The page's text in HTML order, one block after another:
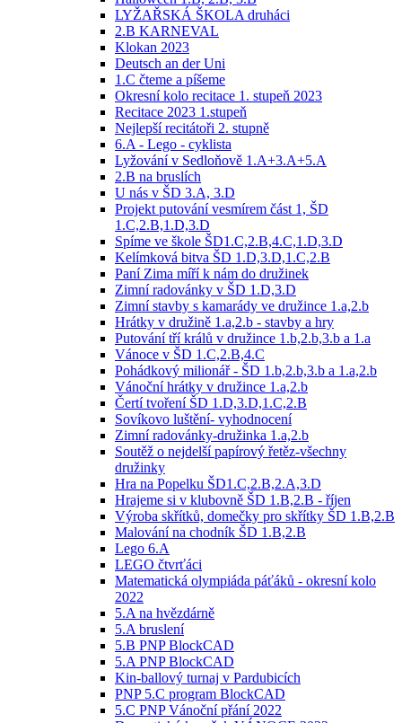
LYŽAŘSKÁ ŠKOLA druháci
2.B KARNEVAL
Klokan 2023
Deutsch an der Uni
1.C čteme a píšeme
Okresní kolo recitace 1. stupeň 2023
Recitace 2023 1.stupeň
Nejlepší recitátoři 2. stupně
6.A - Lego - cyklista
Lyžování v Sedloňově 1.A+3.A+5.A
2.B na bruslích
U nás v ŠD 3.A, 3.D
Projekt putování vesmírem část 1, ŠD
1.C,2.B,1.D,3.D
Spíme ve škole ŠD1.C,2.B,4.C,1.D,3.D
Kelímková bitva ŠD 1.D,3.D,1.C,2.B
Paní Zima míří k nám do družinek
Zimní radovánky v ŠD 1.D,3.D
Zimní stavby s kamarády ve družince 1.a,2.b
Hrátky v družině 1.a,2.b - stavby a hry
Putování tří králů v družince 1.b,2.b,3.b a 1.a
Vánoce v ŠD 1.C,2.B,4.C
Pohádkový milionář - ŠD 1.b,2.b,3.b a 1.a,2.b
Vánoční hrátky v družince 1.a,2.b
Čertí tvoření ŠD 1.D,3.D,1.C,2.B
Sovíkovo luštění- vyhodnocení
Zimní radovánky-družinka 1.a,2.b
Soutěž o nejdelší papírový řetěz-všechny
družinky
Hra na Popelku ŠD1.C,2.B,2.A,3.D
Hrajeme si v klubovně ŠD 1.B,2.B - říjen
Výroba skřítků, domečky pro skřítky ŠD 1.B,2.B
Malování na chodník ŠD 1.B,2.B
Lego 6.A
LEGO čtvrťáci
Matematická olympiáda páťáků - okresní kolo
2022
5.A na hvězdárně
5.A bruslení
5.B PNP BlockCAD
5.A PNP BlockCAD
Kin-ballový turnaj v Pardubicích
PNP 5.C program BlockCAD
5.C PNP Vánoční přání 2022